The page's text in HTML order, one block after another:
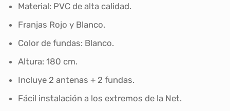
Material: PVC de alta calidad.
Franjas Rojo y Blanco.
Color de fundas: Blanco.
Altura: 180 cm.
Incluye 2 antenas + 2 fundas.
Fácil instalación a los extremos de la Net.